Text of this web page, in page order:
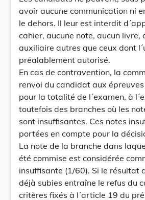
avoir aucune communication ni
le dehors. Il leur est interdit
cahier, aucune note, aucun livre,
auxiliaire autres que ceux dont
préalablement autorisé.
En cas de contravention, la
renvoi du candidat aux
pour la totalité de l´examen, à
toutefois des branches où les
sont insuffisantes. Ces notes
portées en compte pour la
La note de la branche dans
été commise est considérée
insuffisante (1/60). Si le résultat
déjà subies entraîne le refus du
critères fixés à l´article 19 du